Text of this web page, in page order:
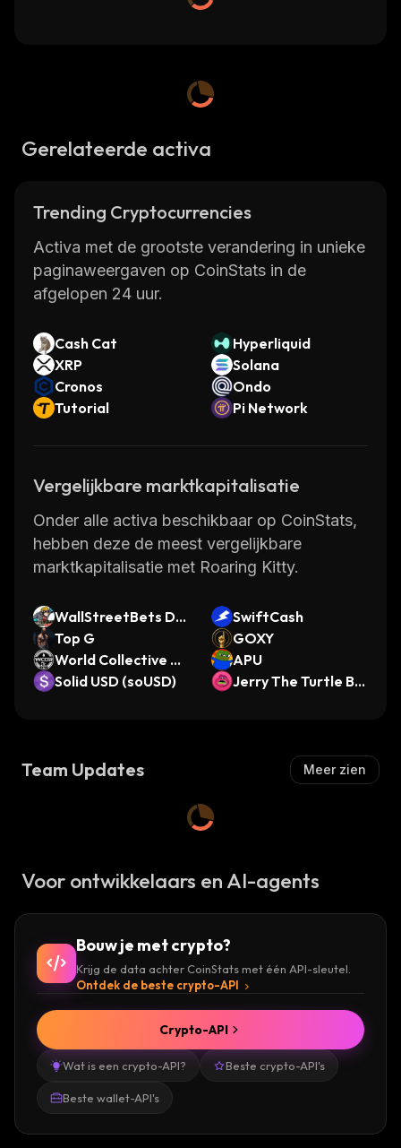
Gerelateerde activa
Trending Cryptocurrencies
Activa met de grootste verandering in unieke
paginaweergaven op CoinStats in de
afgelopen 24 uur.
Cash Cat
Hyperliquid
XRP
Solana
Cronos
Ondo
Tutorial
Pi Network
Vergelijkbare marktkapitalisatie
Onder alle activa beschikbaar op CoinStats,
hebben deze de meest vergelijkbare
marktkapitalisatie met Roaring Kitty.
WallStreetBets DA
pp
SwiftCash
Top G
GOXY
World Collective Oil
Reserve
APU
Solid USD (soUSD)
Jerry The Turtle By
Team Updates Meer zien
Voor ontwikkelaars en AI-agents
Bouw je met crypto?
Krijg de data achter CoinStats met één API-sleutel.
Ontdek de beste crypto-API
Wat is een crypto-API? Beste crypto-API's
Beste wallet-API's
Crypto-API